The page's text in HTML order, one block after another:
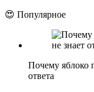
😍 Популярное
Почему яблоко
ответа